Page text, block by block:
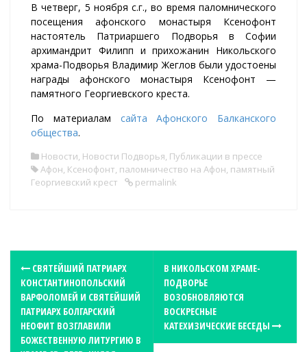
В четверг, 5 ноября с.г., во время паломнического
посещения афонского монастыря Ксенофонт
настоятель Патриаршего Подворья в Софии
архимандрит Филипп и прихожанин Никольского
храма-Подворья Владимир Жеглов были удостоены
награды афонского монастыря Ксенофонт —
памятного Георгиевского креста.
По материалам сайта Афонского Балканского
общества.
Новости, Новости Подворья, Публикации в прессе
Афон, Ксенофонт, паломничество на Афон, памятный
Георгиевский крест
permalink
СВЯТЕЙШИЙ ПАТРИАРХ
КОНСТАНТИНОПОЛЬСКИЙ
ВАРФОЛОМЕЙ И СВЯТЕЙШИЙ
ПАТРИАРХ БОЛГАРСКИЙ
НЕОФИТ ВОЗГЛАВИЛИ
БОЖЕСТВЕННУЮ ЛИТУРГИЮ В
В НИКОЛЬСКОМ ХРАМЕ-
ПОДВОРЬЕ
ВОЗОБНОВЛЯЮТСЯ
ВОСКРЕСНЫЕ
КАТЕХИЗИЧЕСКИЕ БЕСЕДЫ